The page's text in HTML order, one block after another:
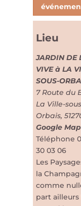
Lieu
JARDIN DE
VIVE à LA
SOUS-
7 Route du
La Ville-
Orbais,
Google Map
Téléphone
30 03 06
Les
la
comme
part ailleurs